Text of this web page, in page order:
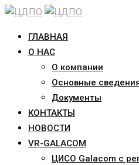
Skip
contentГЛАВНАЯ
О НАС
О компании
Основные
Документы
КОНТАКТЫ
НОВОСТИ
VR-GALACOM
ЦИСО Galacom с